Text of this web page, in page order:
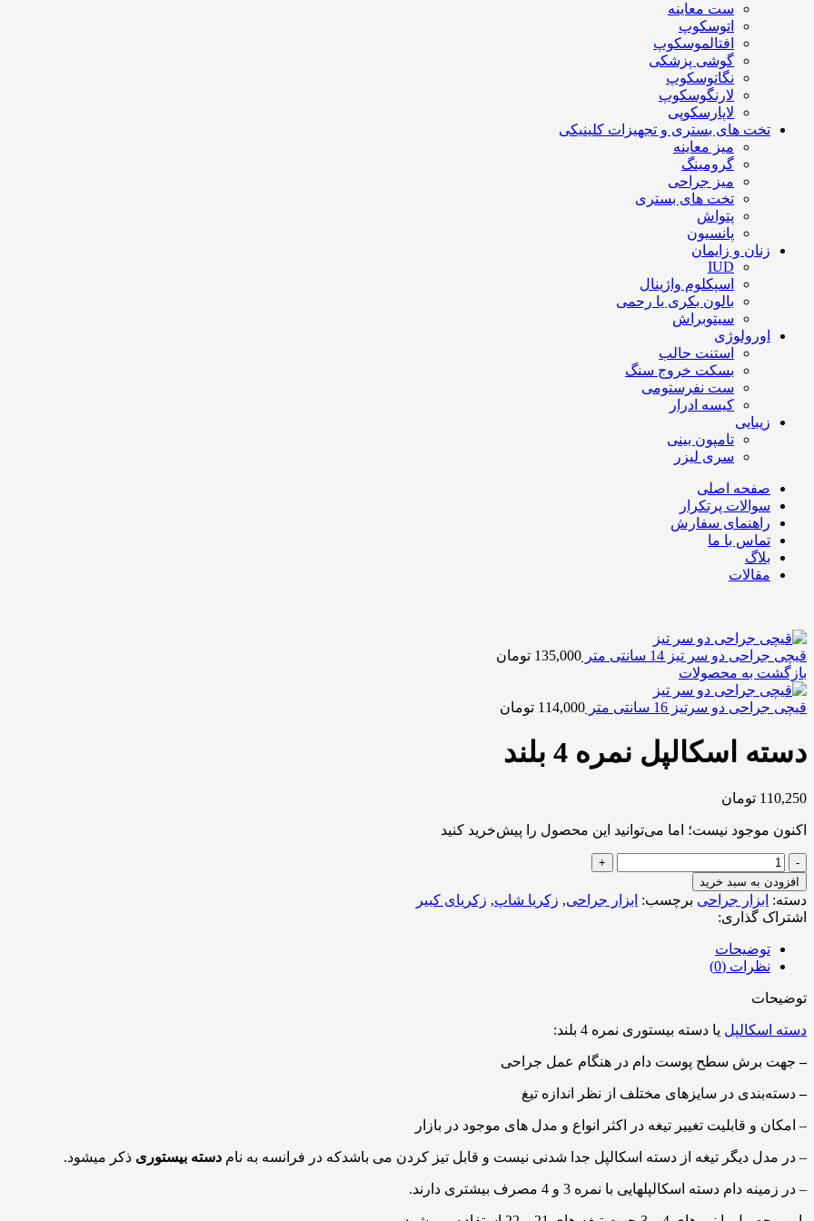
ست معاینه
اتوسکوپ
افتالموسکوپ
گوشی پزشکی
نگاتوسکوپ
لارنگوسکوپ
لاپارسکوپی
تخت های بستری و تجهیزات کلینیکی
میز معاینه
گرومینگ
میز جراحی
تخت های بستری
پتواش
پانسیون
زنان و زایمان
IUD
اسپکلوم واژینال
بالون بکری یا رحمی
سیتوبراش
اورولوژی
استنت حالب
بسکت خروج سنگ
ست نفرستومی
کیسه ادرار
زیبایی
تامپون بینی
سری لیزر
صفحه اصلی
سوالات پرتکرار
راهنمای سفارش
تماس با ما
بلاگ
مقالات
قیچی جراحی دو سر تیز 14 سانتی متر 135,000 تومان
بازگشت به محصولات
قیچی جراحی دو سرتیز 16 سانتی متر 114,000 تومان
دسته اسکالپل نمره 4 بلند
110,250 تومان
اکنون موجود نیست؛ اما می‌توانید این محصول را پیش‌خرید کنید
دسته
اسکالپل
نمره
بلند
عدد
افزودن به سبد خرید
دسته: ابزار جراحی برچسب: ابزار جراحی, زکریا شاپ, زکریای کبیر
اشتراک گذاری:
توضیحات
نظرات (0)
توضیحات
دسته اسکالپل یا دسته بیستوری نمره 4 بلند:
–جهت برش سطح پوست دام در هنگام عمل جراحی
–دسته‌بندی در سایزهای مختلف از نظر اندازه تیغ
– امکان و قابلیت تغییر تیغه در اکثر انواع و مدل های موجود در بازار
– در مدل دیگر تیغه از دسته اسکالپل جدا شدنی نیست و قابل تیز کردن می باشدکه در فرانسه به نام دسته بیستوری ذکر میشود.
– در زمینه دام دسته اسکالپلهایی با نمره 3 و 4 مصرف بیشتری دارند.